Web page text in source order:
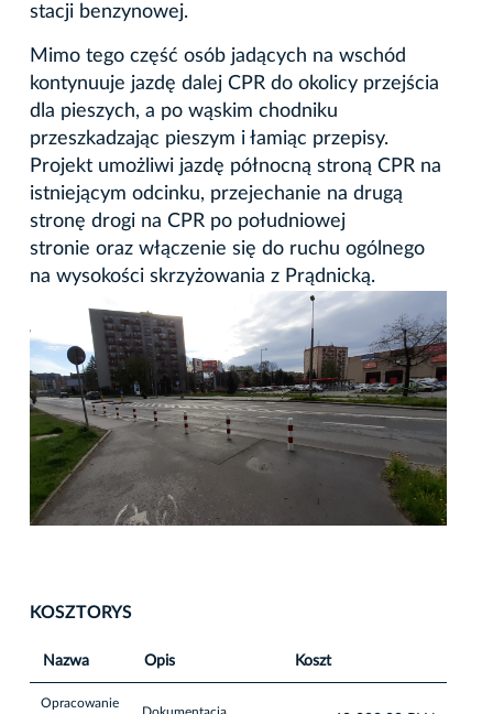
stacji benzynowej.
Mimo tego część osób jadących na wschód
kontynuuje jazdę dalej CPR do okolicy przejścia
dla pieszych, a po wąskim chodniku
przeszkadzając pieszym i łamiąc przepisy.
Projekt umożliwi jazdę północną stroną CPR na
istniejącym odcinku, przejechanie na drugą
stronę drogi na CPR po południowej
stronie oraz włączenie się do ruchu ogólnego
na wysokości skrzyżowania z Prądnicką.
KOSZTORYS
Nazwa Opis Koszt
Opracowanie